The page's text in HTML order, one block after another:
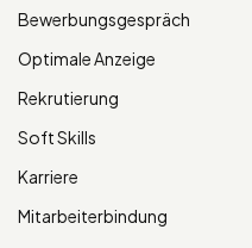
Bewerbungsgespräch
Optimale Anzeige
Rekrutierung
Soft Skills
Karriere
Mitarbeiterbindung